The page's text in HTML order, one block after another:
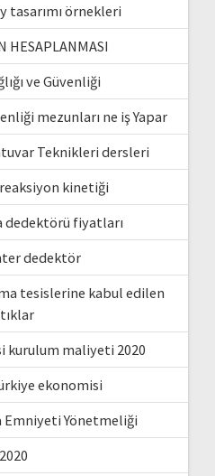
tasarımı örnekleri
HESAPLANMASI
ve Güvenliği
mezunları ne iş Yapar
Teknikleri dersleri
kinetiği
dedektörü fiyatları
dedektör
tesislerine kabul edilen
kurulum maliyeti 2020
ekonomisi
Emniyeti Yönetmeliği
2020